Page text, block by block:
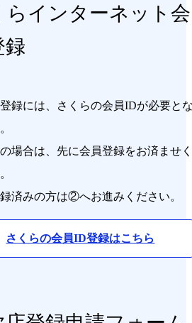
らインターネット会
録
録には、さくらの会員IDが必要と
場合は、先に会員登録をお済ませ
済みの方は②へお進みください。
さくらの会員ID登録はこちら